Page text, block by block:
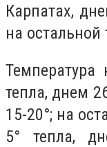
Карпатах,
на остальной
тепла, днем
15-20°; на
5° тепла,